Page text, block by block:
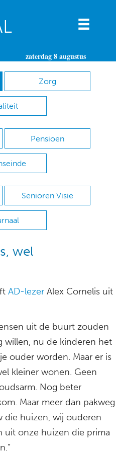
zaterdag 8 augustus
Zorg
Pensioen
Senioren Visie
wel
AD-lezer Alex Cornelis uit
uit de buurt zouden
willen, nu de kinderen het
ouder worden. Maar er is
kleiner wonen. Geen
Nog beter
Maar meer dan pakweg
die huizen, wij ouderen
uit onze huizen die prima